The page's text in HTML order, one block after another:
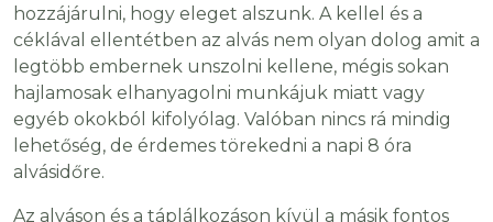
hozzájárulni, hogy eleget alszunk. A kellel és a
céklával ellentétben az alvás nem olyan dolog amit a
legtöbb embernek unszolni kellene, mégis sokan
hajlamosak elhanyagolni munkájuk miatt vagy
egyéb okokból kifolyólag. Valóban nincs rá mindig
lehetőség, de érdemes törekedni a napi 8 óra
alvásidőre.
Az alváson és a táplálkozáson kívül a másik fontos